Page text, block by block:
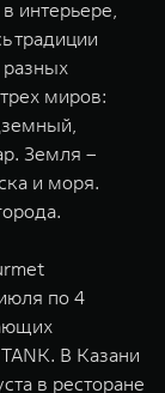
интерьере,
традиции
разных
миров:
Земля –
и моря.
по 4
В Казани
в ресторане